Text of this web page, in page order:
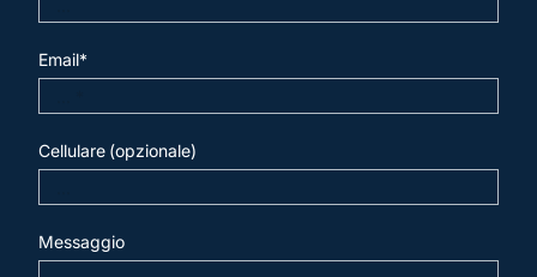
Email*
Cellulare (opzionale)
Messaggio